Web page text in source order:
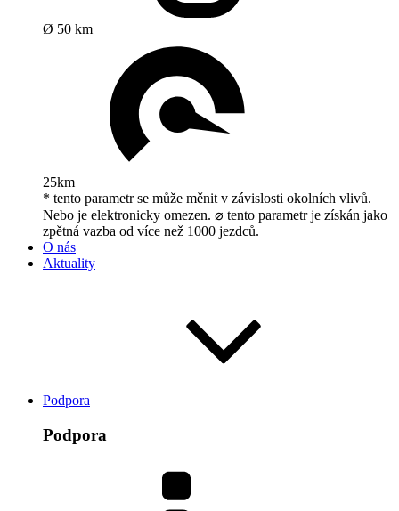
Ø 50 km
25km
* tento parametr se může měnit v závislosti okolních vlivů.
Nebo je elektronicky omezen. ⌀ tento parametr je získán jako
zpětná vazba od více než 1000 jezdců.
O nás
Aktuality
Podpora
Podpora